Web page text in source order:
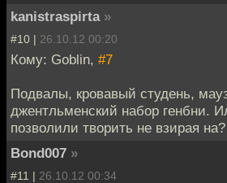
kanistraspirta »
#10 | 26.10.12 00:20
Кому: Goblin, #7
Подвалы, кровавый студень,
джентльменский набор генбни.
позволили творить не взирая на?
Bond007 »
#11 | 26.10.12 00:34